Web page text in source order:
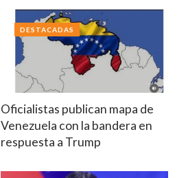
Oficialistas publican mapa de
Venezuela con la bandera en
respuesta a Trump
DESTACADAS